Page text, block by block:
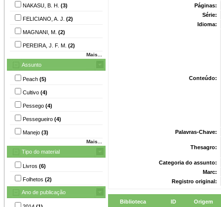
NAKASU, B. H. (3)
FELICIANO, A. J. (2)
MAGNANI, M. (2)
PEREIRA, J. F. M. (2)
Mais...
Assunto
Peach (5)
Cultivo (4)
Pessego (4)
Pessegueiro (4)
Manejo (3)
Mais...
Tipo do material
Livros (6)
Folhetos (2)
Ano de publicação
Páginas:
Série:
Idioma:
Conteúdo:
Palavras-Chave:
Thesagro:
Categoria do assunto:
Marc:
Registro original:
Biblioteca ID Origem